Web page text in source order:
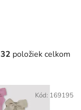
32 položiek celkom
Kód: 169195